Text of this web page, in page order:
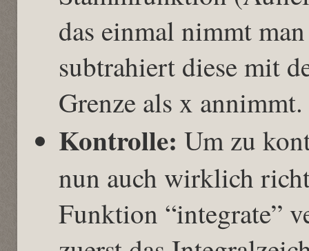
das einmal nimmt
subtrahiert diese mit
Grenze als x annimmt.
Kontrolle: Um zu
nun auch wirklich
Funktion “integrate”